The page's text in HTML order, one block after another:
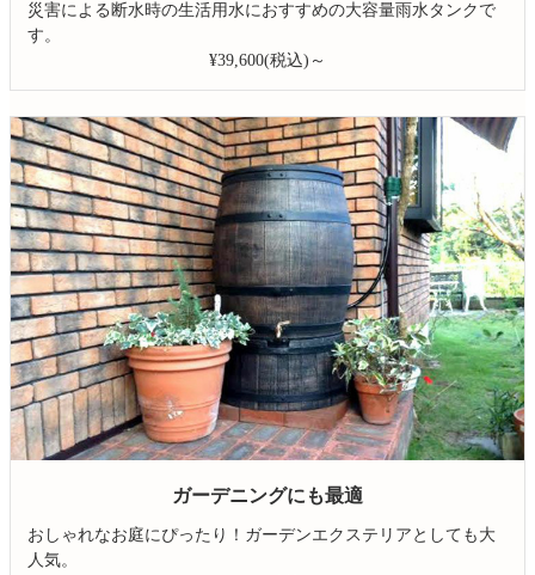
災害による断水時の生活用水におすすめの大容量雨水タンクで
す。
¥39,600(税込)～
ガーデニングにも最適
おしゃれなお庭にぴったり！ガーデンエクステリアとしても大
人気。